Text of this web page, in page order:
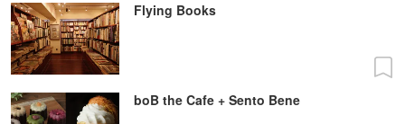
Flying Books
boB the Cafe + Sento Bene